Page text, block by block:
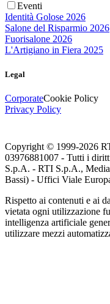
Eventi
Identità Golose 2026
Salone del Risparmio 2026
Fuorisalone 2026
L'Artigiano in Fiera 2025
Legal
CorporateCookie Policy
Privacy Policy
Copyright © 1999-2026
03976881007 - Tutti i
S.p.A. - RTI S.p.A.,
Bassi) - Uffici Viale
Rispetto ai contenuti e ai
vietata ogni utilizzazione
intelligenza artificiale
utilizzare mezzi